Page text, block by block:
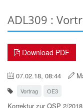
ADL309 :
Download PDF
07.02.18, 08:44
Vortrag OE3
Korrektur zur QSP 2/